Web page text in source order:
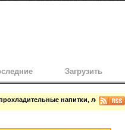
Загрузить
напитки, лед летом